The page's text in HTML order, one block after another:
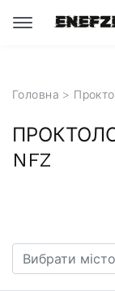
Головна >
NFZ